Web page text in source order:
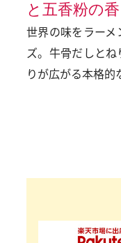
と五香粉の香
世界の味をラー
ズ。牛骨だしと
りが広がる本格的